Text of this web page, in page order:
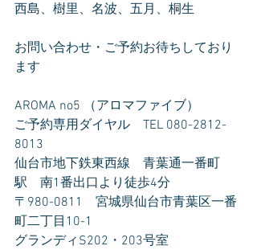
西島、樹里、名波、五月、桐生
お問い合わせ・ご予約お待ちしており
ます
AROMA no5 （アロマファイブ）
ご予約専用ダイヤル　TEL 080-2812-
8013
仙台市地下鉄東西線　青葉通一番町
駅　南1番出口より徒歩4分
〒980-0811　宮城県仙台市青葉区一番
町二丁目10-1
グランディS202・203号室